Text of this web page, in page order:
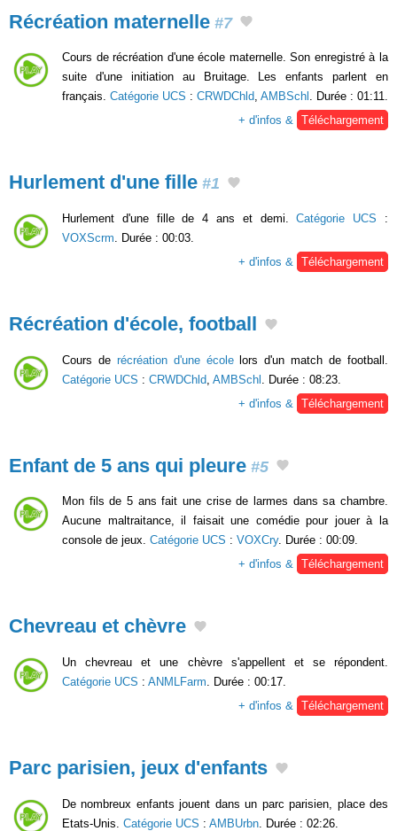
Récréation maternelle #7
Cours de récréation d'une école maternelle. Son enregistré à la
suite d'une initiation au Bruitage. Les enfants parlent en
français. Catégorie UCS : CRWDChld, AMBSchl . Durée : 01:11.
+ d'infos & Téléchargement
Hurlement d'une fille #1
Hurlement d'une fille de 4 ans et demi.Catégorie UCS :
VOXScrm . Durée : 00:03.
+ d'infos &
Téléchargement
Récréation d'école, football
Cours de récréation d'une écolelors d'un match de football.
Catégorie UCS : CRWDChld AMBSchl . Durée : 08:23.
+ d'infos &
Téléchargement
Enfant de 5 ans qui pleure #5
Mon fils de 5 ans fait une crise de larmes dans sa chambre.
Aucune maltraitance, il faisait une comédie pour jouer à la
console de jeux. Catégorie UCS : VOXCry. Durée : 00:09.
+ d'infos & Téléchargement
Chevreau et chèvre
Un chevreau et une chèvre s'appellent et se répondent.
Catégorie UCS : ANMLFarm . Durée : 00:17.
+ d'infos &
Téléchargement
Parc parisien, jeux d'enfants
De nombreux enfants jouent dans un parc parisien, place des
Etats-Unis. Catégorie UCS : AMBUrbn . Durée : 02:26.